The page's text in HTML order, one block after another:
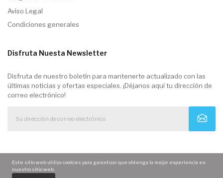
Aviso Legal
Condiciones generales
Disfruta Nuesta Newsletter
Disfruta de nuestro boletín para mantenerte actualizado con las
últimas noticias y ofertas especiales. ¡Déjanos aquí tu dirección de
correo electrónico!
Este sitio web utiliza cookies para garantizar que obtenga la mejor experiencia en
nuestro sitio web.